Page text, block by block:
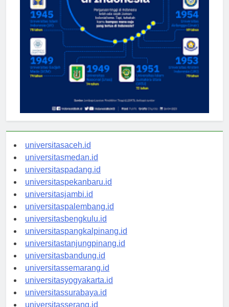
universitasaceh.id
universitasmedan.id
universitaspadang.id
universitaspekanbaru.id
universitasjambi.id
universitaspalembang.id
universitasbengkulu.id
universitaspangkalpinang.id
universitastanjungpinang.id
universitasbandung.id
universitassemarang.id
universitasyogyakarta.id
universitassurabaya.id